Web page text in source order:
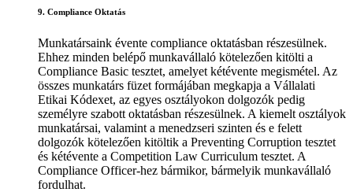
9. Compliance Oktatás
Munkatársaink évente compliance oktatásban részesülnek.
Ehhez minden belépő munkavállaló kötelezően kitölti a
Compliance Basic tesztet, amelyet kétévente megismétel. Az
összes munkatárs füzet formájában megkapja a Vállalati
Etikai Kódexet, az egyes osztályokon dolgozók pedig
személyre szabott oktatásban részesülnek. A kiemelt osztályok
munkatársai, valamint a menedzseri szinten és e felett
dolgozók kötelezően kitöltik a Preventing Corruption tesztet
és kétévente a Competition Law Curriculum tesztet. A
Compliance Officer-hez bármikor, bármelyik munkavállaló
fordulhat.